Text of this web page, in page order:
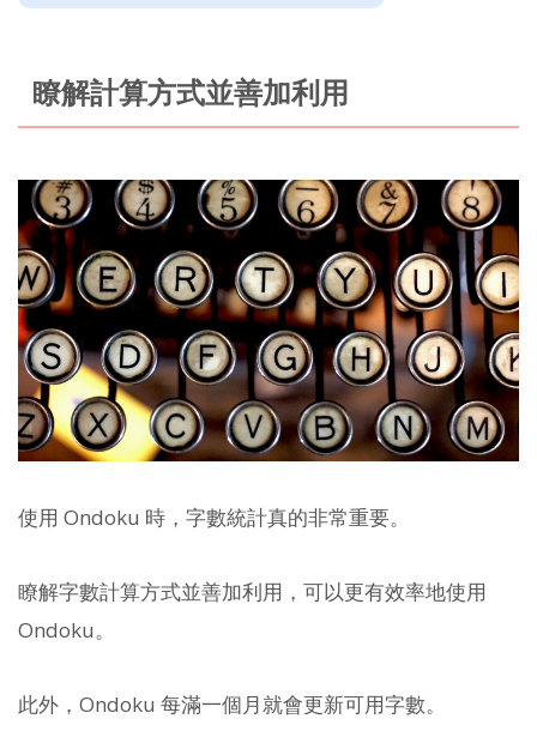
瞭解計算方式並善加利用
使用 Ondoku 時，字數統計真的非常重要。
瞭解字數計算方式並善加利用，可以更有效率地使用
Ondoku。
此外，Ondoku 每滿一個月就會更新可用字數。